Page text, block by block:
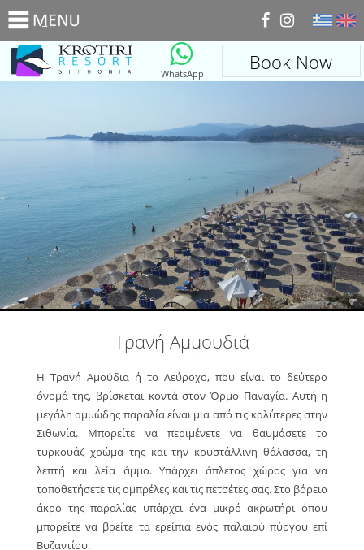
_
Book Now
WhatsApp
Τρανή Αμμουδιά
Η Τρανή Αμούδια ή το Λεύροχο, που είναι το δεύτερο
όνομά της, βρίσκεται κοντά στον Όρμο Παναγία. Αυτή η
μεγάλη αμμώδης παραλία είναι μια από τις καλύτερες στην
Σιθωνία. Μπορείτε να περιμένετε να θαυμάσετε το
τυρκουάζ χρώμα της και την κρυστάλλινη θάλασσα, τη
λεπτή και λεία άμμο. Υπάρχει άπλετος χώρος για να
τοποθετήσετε τις ομπρέλες και τις πετσέτες σας. Στο βόρειο
άκρο της παραλίας υπάρχει ένα μικρό ακρωτήρι όπου
μπορείτε να βρείτε τα ερείπια ενός παλαιού πύργου επί
Βυζαντίου.